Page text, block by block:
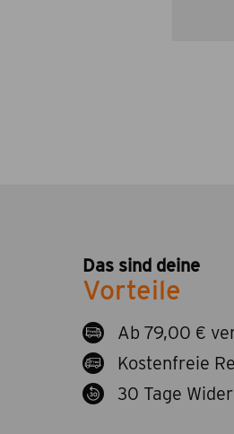
Das sind deine
Vorteile
Ab 79,00 €
Kostenfreie
30 Tage